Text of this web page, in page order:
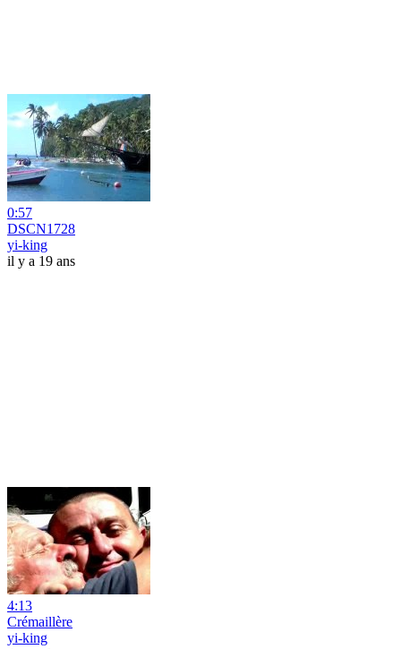
0:57
DSCN1728
yi-king
il y a 19 ans
4:13
Crémaillère
yi-king